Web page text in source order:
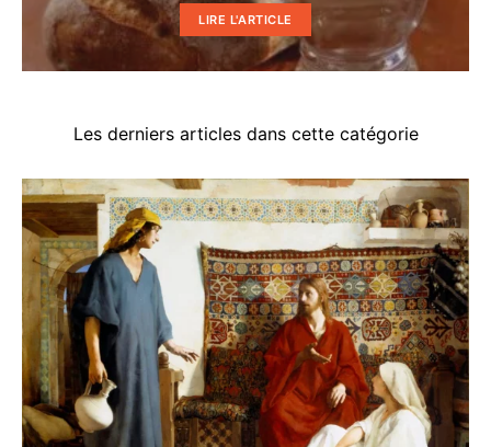
LIRE L'ARTICLE
Les derniers articles dans cette catégorie